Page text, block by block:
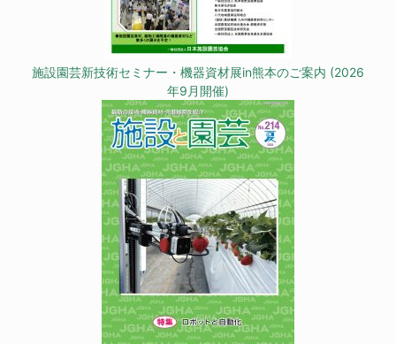
施設園芸新技術セミナー・機器資材展in熊本のご案内 (2026
年9月開催)